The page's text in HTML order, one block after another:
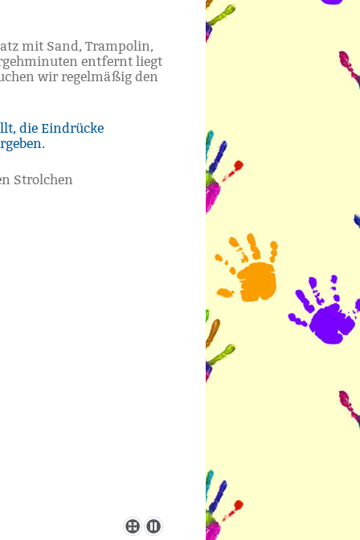
mit Sand, Trampolin,
entfernt liegt
wir regelmäßig den
die Eindrücke
Strolchen